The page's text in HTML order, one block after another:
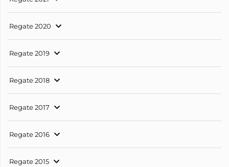
Regate 2020
Regate 2019
Regate 2018
Regate 2017
Regate 2016
Regate 2015